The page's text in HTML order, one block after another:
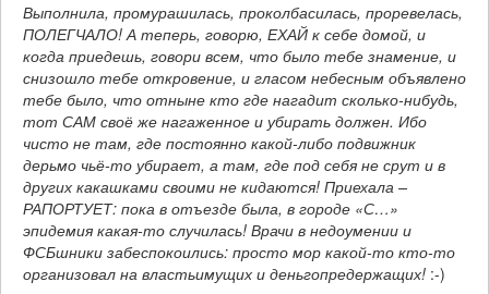
Выполнила, промурашилась, проколбасилась, проревелась,
ПОЛЕГЧАЛО! А теперь, говорю, ЕХАЙ к себе домой, и
когда приедешь, говори всем, что было тебе знамение, и
снизошло тебе откровение, и гласом небесным объявлено
тебе было, что отныне кто где нагадит сколько-нибудь,
тот САМ своё же нагаженное и убирать должен. Ибо
чисто не там, где постоянно какой-либо подвижник
дерьмо чьё-то убирает, а там, где под себя не срут и в
других какашками своими не кидаются! Приехала –
РАПОРТУЕТ: пока в отъезде была, в городе «С…»
эпидемия какая-то случилась! Врачи в недоумении и
ФСБшники забеспокоились: просто мор какой-то кто-то
организовал на властьимущих и деньгопредержащих! :-)